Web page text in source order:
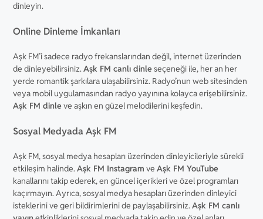
dinleyin.
Online Dinleme İmkanları
Aşk FM’i sadece radyo frekanslarından değil, internet üzerinden
de dinleyebilirsiniz.Aşk FM canlı dinle seçeneği ile, her an her
yerde romantik şarkılara ulaşabilirsiniz. Radyo’nun web sitesinden
veya mobil uygulamasından radyo yayınına kolayca erişebilirsiniz.
Aşk FM dinle ve aşkın en güzel melodilerini keşfedin.
Sosyal Medyada Aşk FM
Aşk FM, sosyal medya hesapları üzerinden dinleyicileriyle sürekli
etkileşim halinde.Aşk FM Instagram veAşk FM YouTube
kanallarını takip ederek, en güncel içerikleri ve özel programları
kaçırmayın. Ayrıca, sosyal medya hesapları üzerinden dinleyici
isteklerini ve geri bildirimlerini de paylaşabilirsiniz.Aşk FM canlı